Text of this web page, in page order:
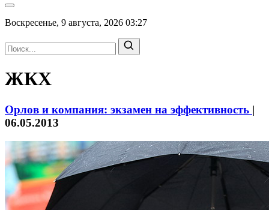
Воскресенье, 9 августа, 2026 03:27
ЖКХ
Орлов и компания: экзамен на эффективность |
06.05.2013